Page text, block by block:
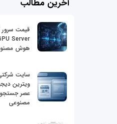
آخرین مطالب
قیمت سرور
هوش
سایت
ویترین
عصر
مصنوعی